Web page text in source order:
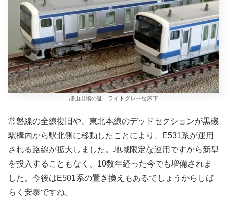
郡山出場の証 ライトグレーな床下
常磐線の全線復旧や、東北本線のデッドセクションが黒磯
駅構内から駅北側に移動したことにより、E531系が運用
される路線が拡大しました。地域限定な運用ですから新型
を投入することもなく、10数年経った今でも増備されま
した。今後はE501系の置き換えもあるでしょうからしば
らく安泰ですね。